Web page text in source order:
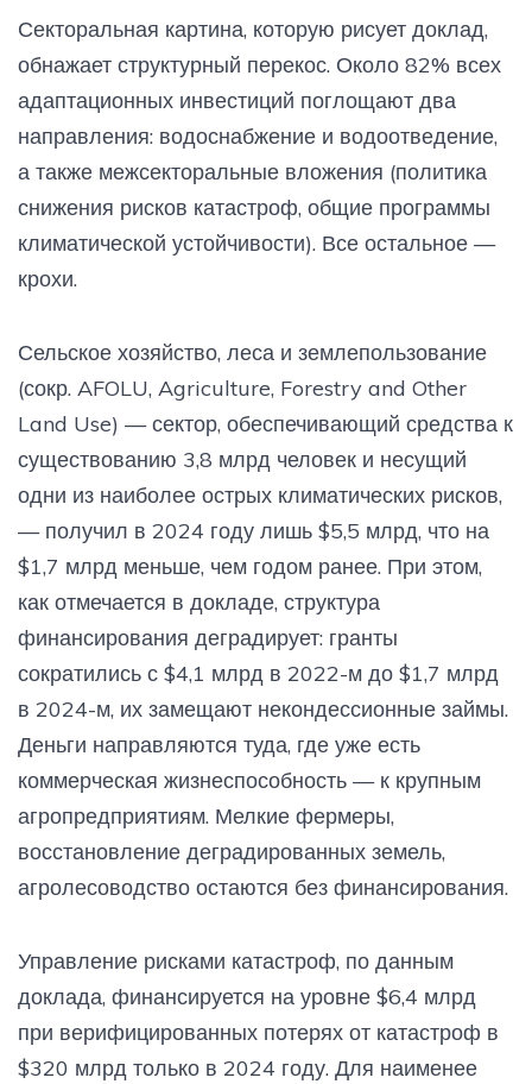
Секторальная картина, которую рисует доклад,
обнажает структурный перекос. Около 82% всех
адаптационных инвестиций поглощают два
направления: водоснабжение и водоотведение,
а также межсекторальные вложения (политика
снижения рисков катастроф, общие программы
климатической устойчивости). Все остальное —
крохи.
Сельское хозяйство, леса и землепользование
(сокр. AFOLU, Agriculture, Forestry and Other
Land Use) — сектор, обеспечивающий средства к
существованию 3,8 млрд человек и несущий
одни из наиболее острых климатических рисков,
— получил в 2024 году лишь $5,5 млрд, что на
$1,7 млрд меньше, чем годом ранее. При этом,
как отмечается в докладе, структура
финансирования деградирует: гранты
сократились с $4,1 млрд в 2022-м до $1,7 млрд
в 2024-м, их замещают некондессионные займы.
Деньги направляются туда, где уже есть
коммерческая жизнеспособность — к крупным
агропредприятиям. Мелкие фермеры,
восстановление деградированных земель,
агролесоводство остаются без финансирования.
Управление рисками катастроф, по данным
доклада, финансируется на уровне $6,4 млрд
при верифицированных потерях от катастроф в
$320 млрд только в 2024 году. Для наименее